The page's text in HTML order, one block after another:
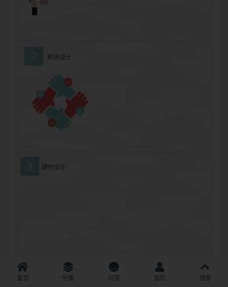
首页 分类 问答 我的 顶部